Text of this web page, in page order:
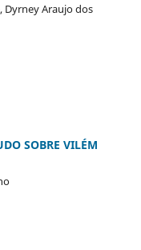
Dyrney Araujo dos
SOBRE VILÉM